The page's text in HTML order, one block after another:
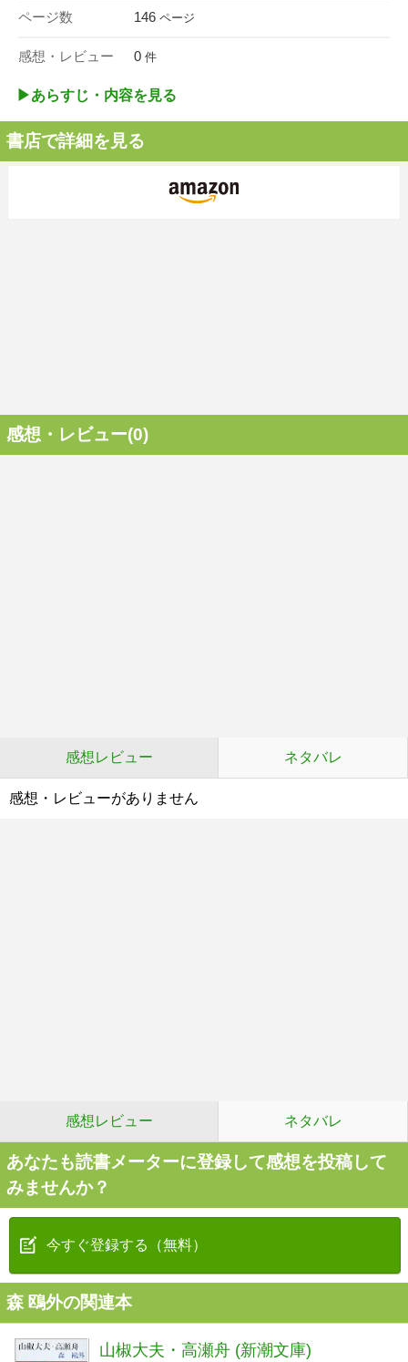
ページ数 146 ページ
感想・レビュー 0 件
▶︎あらすじ・内容を見る
書店で詳細を見る
感想・レビュー(0)
感想レビュー ネタバレ
感想・レビューがありません
感想レビュー ネタバレ
あなたも読書メーターに登録して感想を投稿して
みませんか？
今すぐ登録する（無料）
森 鴎外の関連本
山椒大夫・高瀬舟 (新潮文庫)